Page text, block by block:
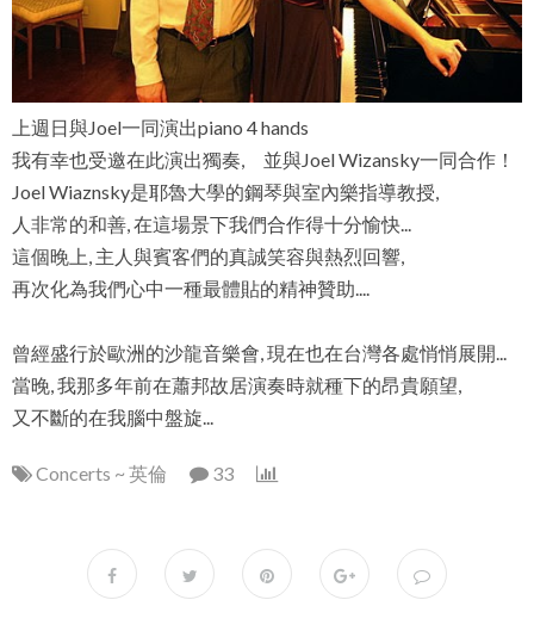
上週日與Joel一同演出piano 4 hands
我有幸也受邀在此演出獨奏, 並與Joel Wizansky一同合作！
Joel Wiaznsky是耶魯大學的鋼琴與室內樂指導教授,
人非常的和善, 在這場景下我們合作得十分愉快...
這個晚上, 主人與賓客們的真誠笑容與熱烈回響,
再次化為我們心中一種最體貼的精神贊助....
曾經盛行於歐洲的沙龍音樂會, 現在也在台灣各處悄悄展開...
當晚, 我那多年前在蕭邦故居演奏時就種下的昂貴願望,
又不斷的在我腦中盤旋...
Concerts ~ 英倫 33